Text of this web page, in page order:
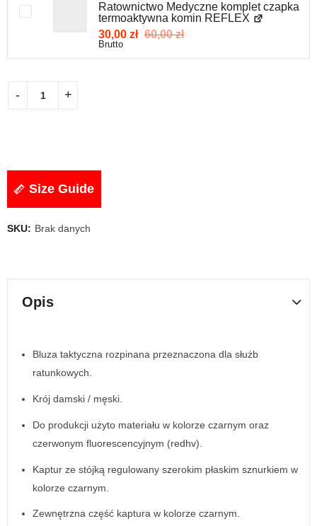
Ratownictwo Medyczne komplet czapka
termoaktywna komin REFLEX
30,00 zł 60,00zł
Brutto
Size Guide
SKU: Brak danych
Opis
Bluza taktyczna rozpinana przeznaczona dla służb
ratunkowych.
Krój damski / męski.
Do produkcji użyto materiału w kolorze czarnym oraz
czerwonym fluorescencyjnym (redhv).
Kaptur ze stójką regulowany szerokim płaskim sznurkiem w
kolorze czarnym.
Zewnętrzna część kaptura w kolorze czarnym.